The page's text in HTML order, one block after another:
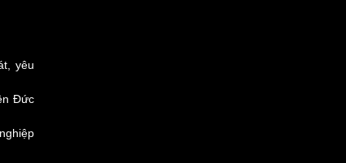
yêu
Đức